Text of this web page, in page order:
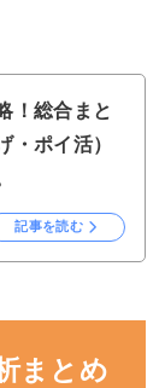
！総合まと
・ポイ活）
記事を読む
まとめ